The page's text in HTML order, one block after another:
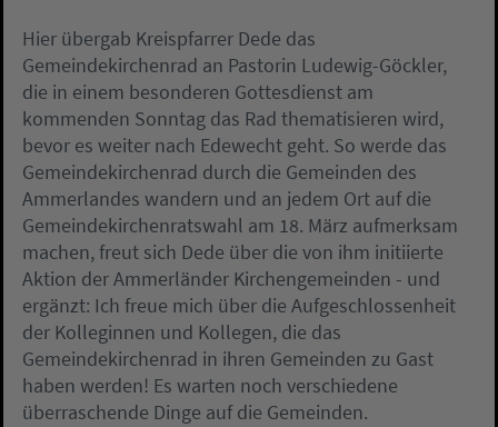
Hier übergab Kreispfarrer Dede das
Gemeindekirchenrad an Pastorin Ludewig-Göckler,
die in einem besonderen Gottesdienst am
kommenden Sonntag das Rad thematisieren wird,
bevor es weiter nach Edewecht geht. So werde das
Gemeindekirchenrad durch die Gemeinden des
Ammerlandes wandern und an jedem Ort auf die
Gemeindekirchenratswahl am 18. März aufmerksam
machen, freut sich Dede über die von ihm initiierte
Aktion der Ammerländer Kirchengemeinden - und
ergänzt: Ich freue mich über die Aufgeschlossenheit
der Kolleginnen und Kollegen, die das
Gemeindekirchenrad in ihren Gemeinden zu Gast
haben werden! Es warten noch verschiedene
überraschende Dinge auf die Gemeinden.